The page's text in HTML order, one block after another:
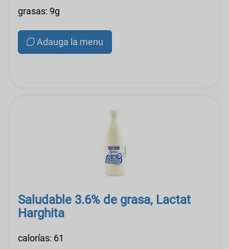
grasas: 9g
Adauga la menu
Saludable 3.6% de grasa, Lactat
Harghita
calorías: 61